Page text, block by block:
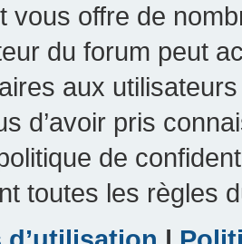
vous offre de
du forum peut
aux
d’avoir pris
de
toutes les règles